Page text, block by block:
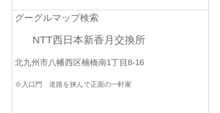
グーグルマップ検索
NTT西日本新香月交換所
北九州市八幡西区楠橋南1丁目8-16
※入口門 道路を挟んで正面の一軒家